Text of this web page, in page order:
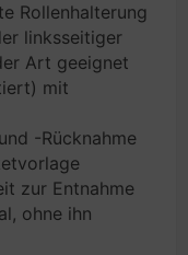
Rollenhalterung
linksseitiger
Art geeignet
mit
-Rücknahme
zur Entnahme
ohne ihn